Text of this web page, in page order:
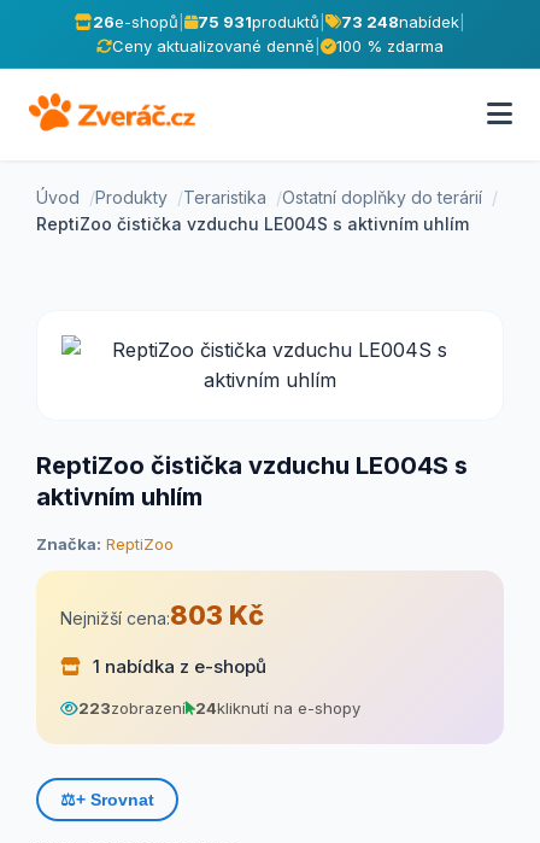
26e-shopů 75 931produktů 73 248nabídek
Ceny aktualizované denně
100 % zdarma
Úvod Produkty Teraristika
Ostatní doplňky do terárií
ReptiZoo čistička vzduchu LE004S s aktivním uhlím
ReptiZoo čistička vzduchu LE004S s
aktivním uhlím
Značka: ReptiZoo
Nejnižší cena:803 Kč
1 nabídka z e-shopů
223zobrazení 24kliknutí na e-shopy
⚖️+ Srovnat